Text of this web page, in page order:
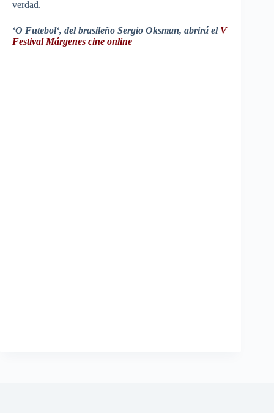
verdad.
‘O Futebol‘, delbrasileño Sergio Oksman, abrirá el V
Festival Márgenes cine online